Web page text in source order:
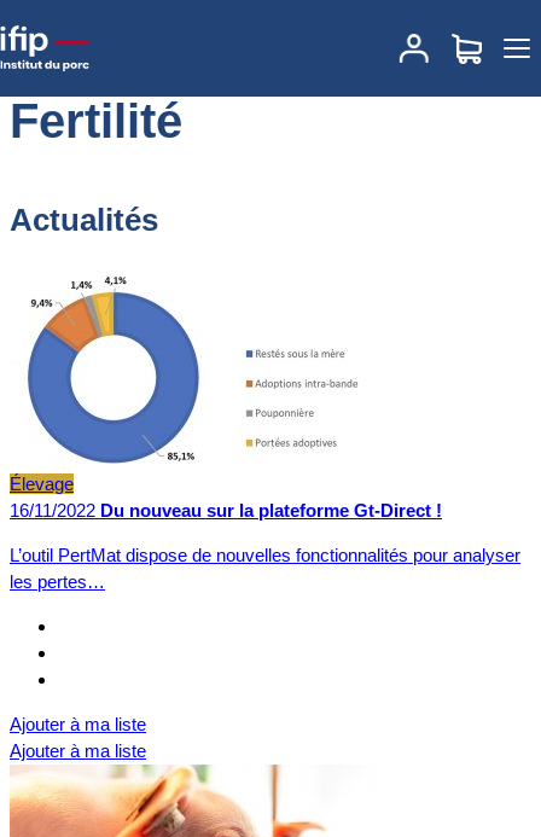
Accueil
Fertilité
Actualités
Élevage
16/11/2022 Du nouveau sur la plateforme Gt-Direct !
L’outil PertMat dispose de nouvelles fonctionnalités pour analyser
les pertes…
Ajouter à ma liste
Ajouter à ma liste